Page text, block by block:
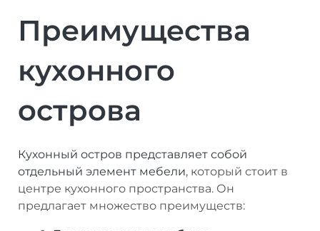
Преимущества
кухонного
острова
Кухонный остров представляет собой
отдельный элемент мебели, который стоит в
центре кухонного пространства. Он
предлагает множество преимуществ: